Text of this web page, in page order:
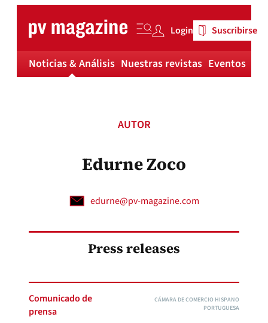
content
Login Suscribirse
Noticias & Análisis Nuestras revistas Eventos
AUTOR
Edurne Zoco
edurne@pv-magazine.com
Press releases
Comunicado de
prensa
CÁMARA DE COMERCIO HISPANO
PORTUGUESA